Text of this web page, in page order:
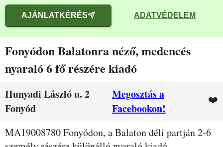
AJÁNLATKÉRÉS ADATVÉDELEM
Fonyódon Balatonra néző, medencés
nyaraló 6 fő részére kiadó
Hunyadi László u. 2
Fonyód
Megosztás a
Facebookon!
❤️
Leírás
MA19008780 Fonyódon, a Balaton déli partján 2-6